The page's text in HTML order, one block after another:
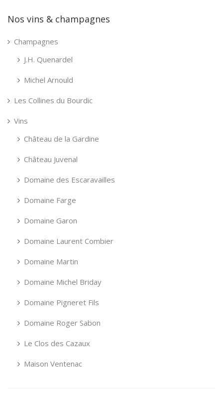
Nos vins & champagnes
Champagnes
J.H. Quenardel
Michel Arnould
Les Collines du Bourdic
Vins
Château de la Gardine
Château Juvenal
Domaine des Escaravailles
Domaine Farge
Domaine Garon
Domaine Laurent Combier
Domaine Martin
Domaine Michel Briday
Domaine Pigneret Fils
Domaine Roger Sabon
Le Clos des Cazaux
Maison Ventenac